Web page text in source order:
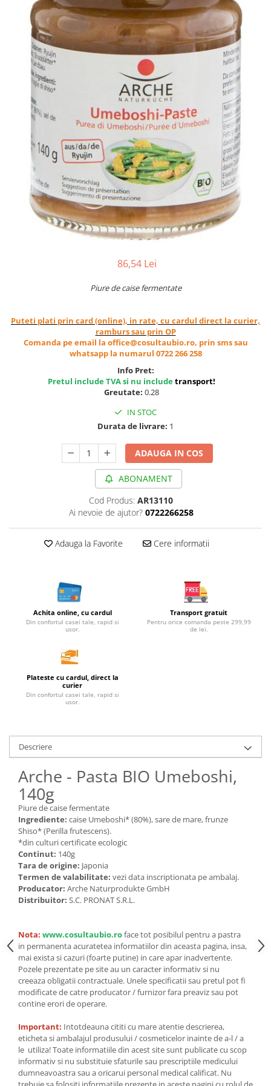
Ceai vrac
Ceaiuri diverse si accesorii
Bauturi
Sucuri
Vinuri, bere si alte bauturi
Siropuri naturale
Energizante
Carbogazoase
Siropuri Bio
Cacao si inlocuitori
Seminte bio pentru germinat
Seminte din plante oleaginoase
Superalimente bio
Bauturi vegetale
Orez, Faina si Premixuri
Sosuri, Ketchup bio
Leguminoase si seminte
Produse din soia
Sare si inlocuitori
Produse care inlocuiesc carnea
Dulciuri
Dulceturi, gemuri, compoturi
Bomboane, Caramele si Jeleuri
Biscuiti si napolitane
Zahar si indulcitori
Batoane
Guma de mestecat bio
Snacksuri
Seminte, fructe uscate, samburi
Mixuri, condimente si mirodenii
Mixuri
Condimente
Mirodenii
Maioneza bio
Semipreparate
Specialitati si produse asiatice
86,54 Lei
Piure de caise fermentate
Puteti plati prin card (online), in rate, cu cardul direct la curier,
ramburs sau prin OP
Comanda pe email la office@cosultaubio.ro, prin sms sau
whatsapp la numarul 0722 266 258
Info Pret:
Pretul include TVA si nu includetransport!
Greutate: 0.28
IN STOC
Durata de livrare: 1
ADAUGA IN COS
ABONAMENT
Cod Produs: AR13110
Ai nevoie de ajutor? 0722266258
Adauga la Favorite Cere informatii
Achita online, cu cardul
Din confortul casei tale, rapid si
usor.
Transport gratuit
Pentru orice comanda peste 299,99
de lei.
Plateste cu cardul, direct la
curier
Din confortul casei tale, rapid si
usor.
Descriere
Arche - Pasta BIO Umeboshi,
140g
Piure de caise fermentate
Ingrediente: caise Umeboshi* (80%), sare de mare, frunze
Shiso* (Perilla frutescens).
*din culturi certificate ecologic
Continut: 140g
Tara de origine: Japonia
Termen de valabilitate: vezi data inscriptionata pe ambalaj.
Producator: Arche Naturprodukte GmbH
Distribuitor: S.C. PRONAT S.R.L.
Nota: www.cosultaubio.roface tot posibilul pentru a pastra
in permanenta acuratetea informatiilor din aceasta pagina, insa,
mai exista si cazuri (foarte putine) in care apar inadvertente.
Pozele prezentate pe site au un caracter informativ si nu
creeaza obligatii contractuale. Unele specificatii sau pretul pot fi
modificate de catre producator / furnizor fara preaviz sau pot
contine erori de operare.
Important: Intotdeauna cititi cu mare atentie descrierea,
eticheta si ambalajul produsului / cosmeticelor inainte de a-l / a
le utiliza! Toate informatiile din acest site sunt publicate cu scop
informativ si nu substituie sfaturile sau prescriptiile medicului
dumneavoastra sau a oricarui personal medical calificat. Nu